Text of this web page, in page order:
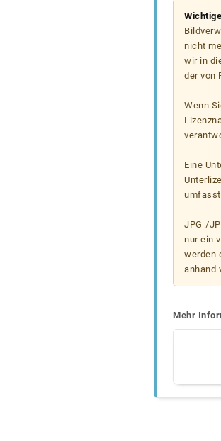
nicht
wir in
der von
Wenn
Eine
JPG-/
nur ein
werden
anhand
Mehr